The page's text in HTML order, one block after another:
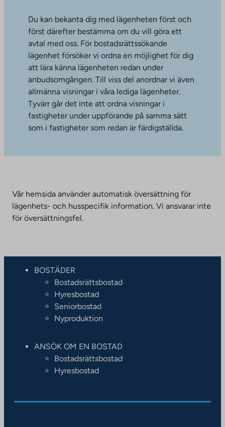
Du kan bekanta dig med lägenheten först och
först därefter bestämma om du vill göra ett
avtal med oss. För bostadsrättssökande
lägenhet försöker vi ordna en möjlighet för dig
att lära känna lägenheten redan under
anbudsomgången. Till viss del anordnar vi även
allmänna visningar i våra lediga lägenheter.
Tyvärr går det inte att ordna visningar i
fastigheter under uppförande på samma sätt
som i fastigheter som redan är färdigställda.
Vår hemsida använder automatisk översättning för
lägenhets- och husspecifik information. Vi ansvarar inte
för översättningsfel.
BOSTÄDER
Bostadsrättsbostad
Hyresbostad
Seniorbostad
Nyproduktion
ANSÖK OM EN BOSTAD
Bostadsrättsbostad
Hyresbostad